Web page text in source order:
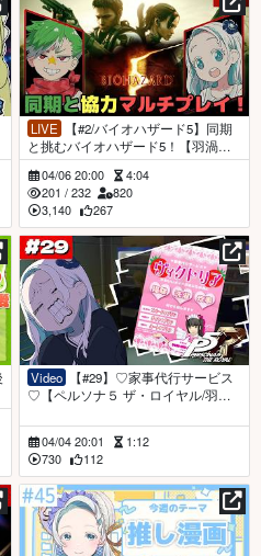
LIVE
と挑むバイオハザード5！【羽渦ミ
ウネル/大門地リューゴン/#リューネ
ル 】04/06 20:00
4:04
201 /232
820
3,140
267
Video
♡【ペルソナ５ ザ・ロイヤル/羽渦
04/04 20:01
1:12
730
112